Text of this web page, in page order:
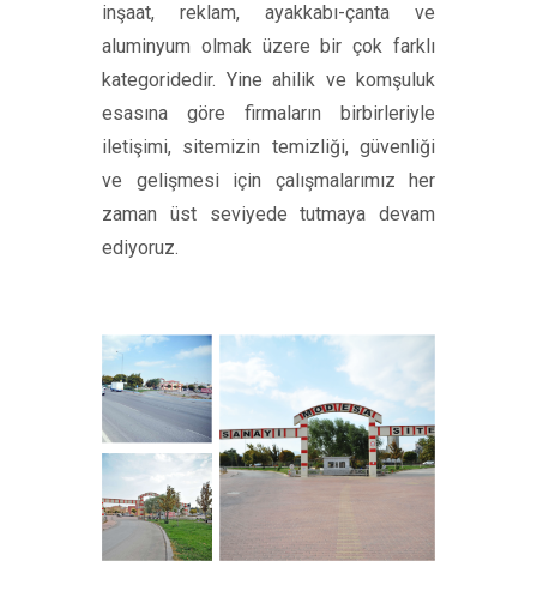
inşaat, reklam, ayakkabı-çanta ve
aluminyum olmak üzere bir çok farklı
kategoridedir. Yine ahilik ve komşuluk
esasına göre firmaların birbirleriyle
iletişimi, sitemizin temizliği, güvenliği
ve gelişmesi için çalışmalarımız her
zaman üst seviyede tutmaya devam
ediyoruz.